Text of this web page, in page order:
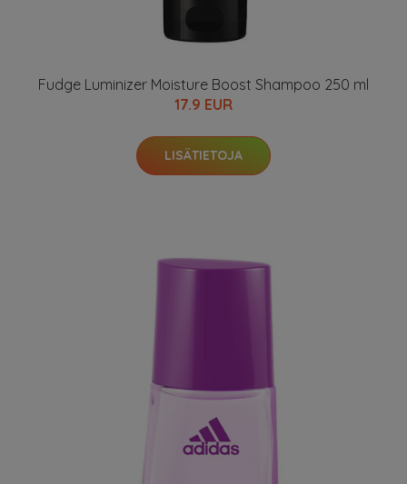
Fudge Luminizer Moisture Boost Shampoo 250 ml
17.9 EUR
LISÄTIETOJA